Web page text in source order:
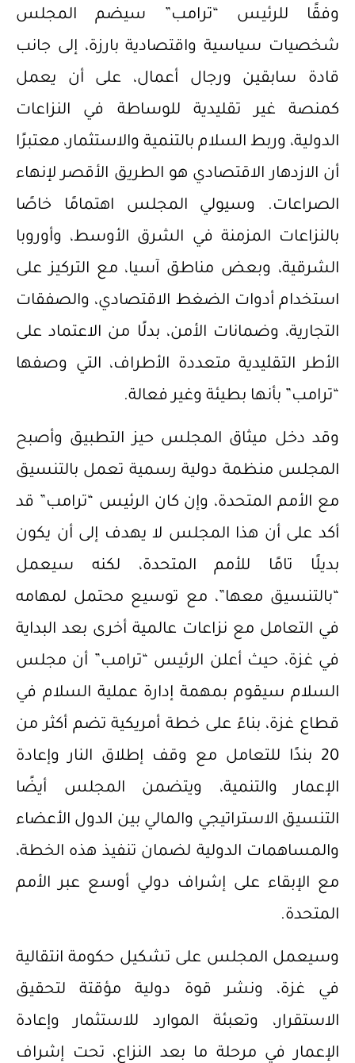
وفقًا للرئيس “ترامب” سيضم المجلس
شخصيات سياسية واقتصادية بارزة، إلى جانب
قادة سابقين ورجال أعمال، على أن يعمل
كمنصة غير تقليدية للوساطة في النزاعات
الدولية، وربط السلام بالتنمية والاستثمار، معتبرًا
أن الازدهار الاقتصادي هو الطريق الأقصر لإنهاء
الصراعات. وسيولي المجلس اهتمامًا خاصًا
بالنزاعات المزمنة في الشرق الأوسط، وأوروبا
الشرقية، وبعض مناطق آسيا، مع التركيز على
استخدام أدوات الضغط الاقتصادي، والصفقات
التجارية، وضمانات الأمن، بدلًا من الاعتماد على
الأطر التقليدية متعددة الأطراف، التي وصفها
“ترامب” بأنها بطيئة وغير فعالة.
وقد دخل ميثاق المجلس حيز التطبيق وأصبح
المجلس منظمة دولية رسمية تعمل بالتنسيق
مع الأمم المتحدة، وإن كان الرئيس “ترامب” قد
أكد على أن هذا المجلس لا يهدف إلى أن يكون
بديلًا تامًا للأمم المتحدة، لكنه سيعمل
“بالتنسيق معها”، مع توسيع محتمل لمهامه
في التعامل مع نزاعات عالمية أخرى بعد البداية
في غزة، حيث أعلن الرئيس “ترامب” أن مجلس
السلام سيقوم بمهمة إدارة عملية السلام في
قطاع غزة، بناءً على خطة أمريكية تضم أكثر من
20 بندًا للتعامل مع وقف إطلاق النار وإعادة
الإعمار والتنمية، ويتضمن المجلس أيضًا
التنسيق الاستراتيجي والمالي بين الدول الأعضاء
والمساهمات الدولية لضمان تنفيذ هذه الخطة،
مع الإبقاء على إشراف دولي أوسع عبر الأمم
المتحدة.
وسيعمل المجلس على تشكيل حكومة انتقالية
في غزة، ونشر قوة دولية مؤقتة لتحقيق
الاستقرار، وتعبئة الموارد للاستثمار وإعادة
الإعمار في مرحلة ما بعد النزاع، تحت إشراف